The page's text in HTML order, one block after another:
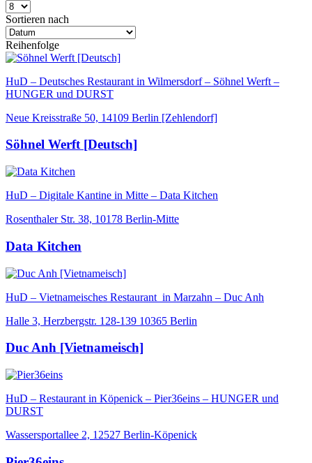
Sortieren nach
Reihenfolge
HuD – Deutsches Restaurant in Wilmersdorf – Söhnel Werft –
HUNGER und DURST
Neue Kreisstraße 50, 14109 Berlin [Zehlendorf]
Söhnel Werft [Deutsch]
HuD – Digitale Kantine in Mitte – Data Kitchen
Rosenthaler Str. 38, 10178 Berlin-Mitte
Data Kitchen
HuD – Vietnameisches Restaurant in Marzahn – Duc Anh
Halle 3, Herzbergstr. 128-139 10365 Berlin
Duc Anh [Vietnameisch]
HuD – Restaurant in Köpenick – Pier36eins – HUNGER und
DURST
Wassersportallee 2, 12527 Berlin-Köpenick